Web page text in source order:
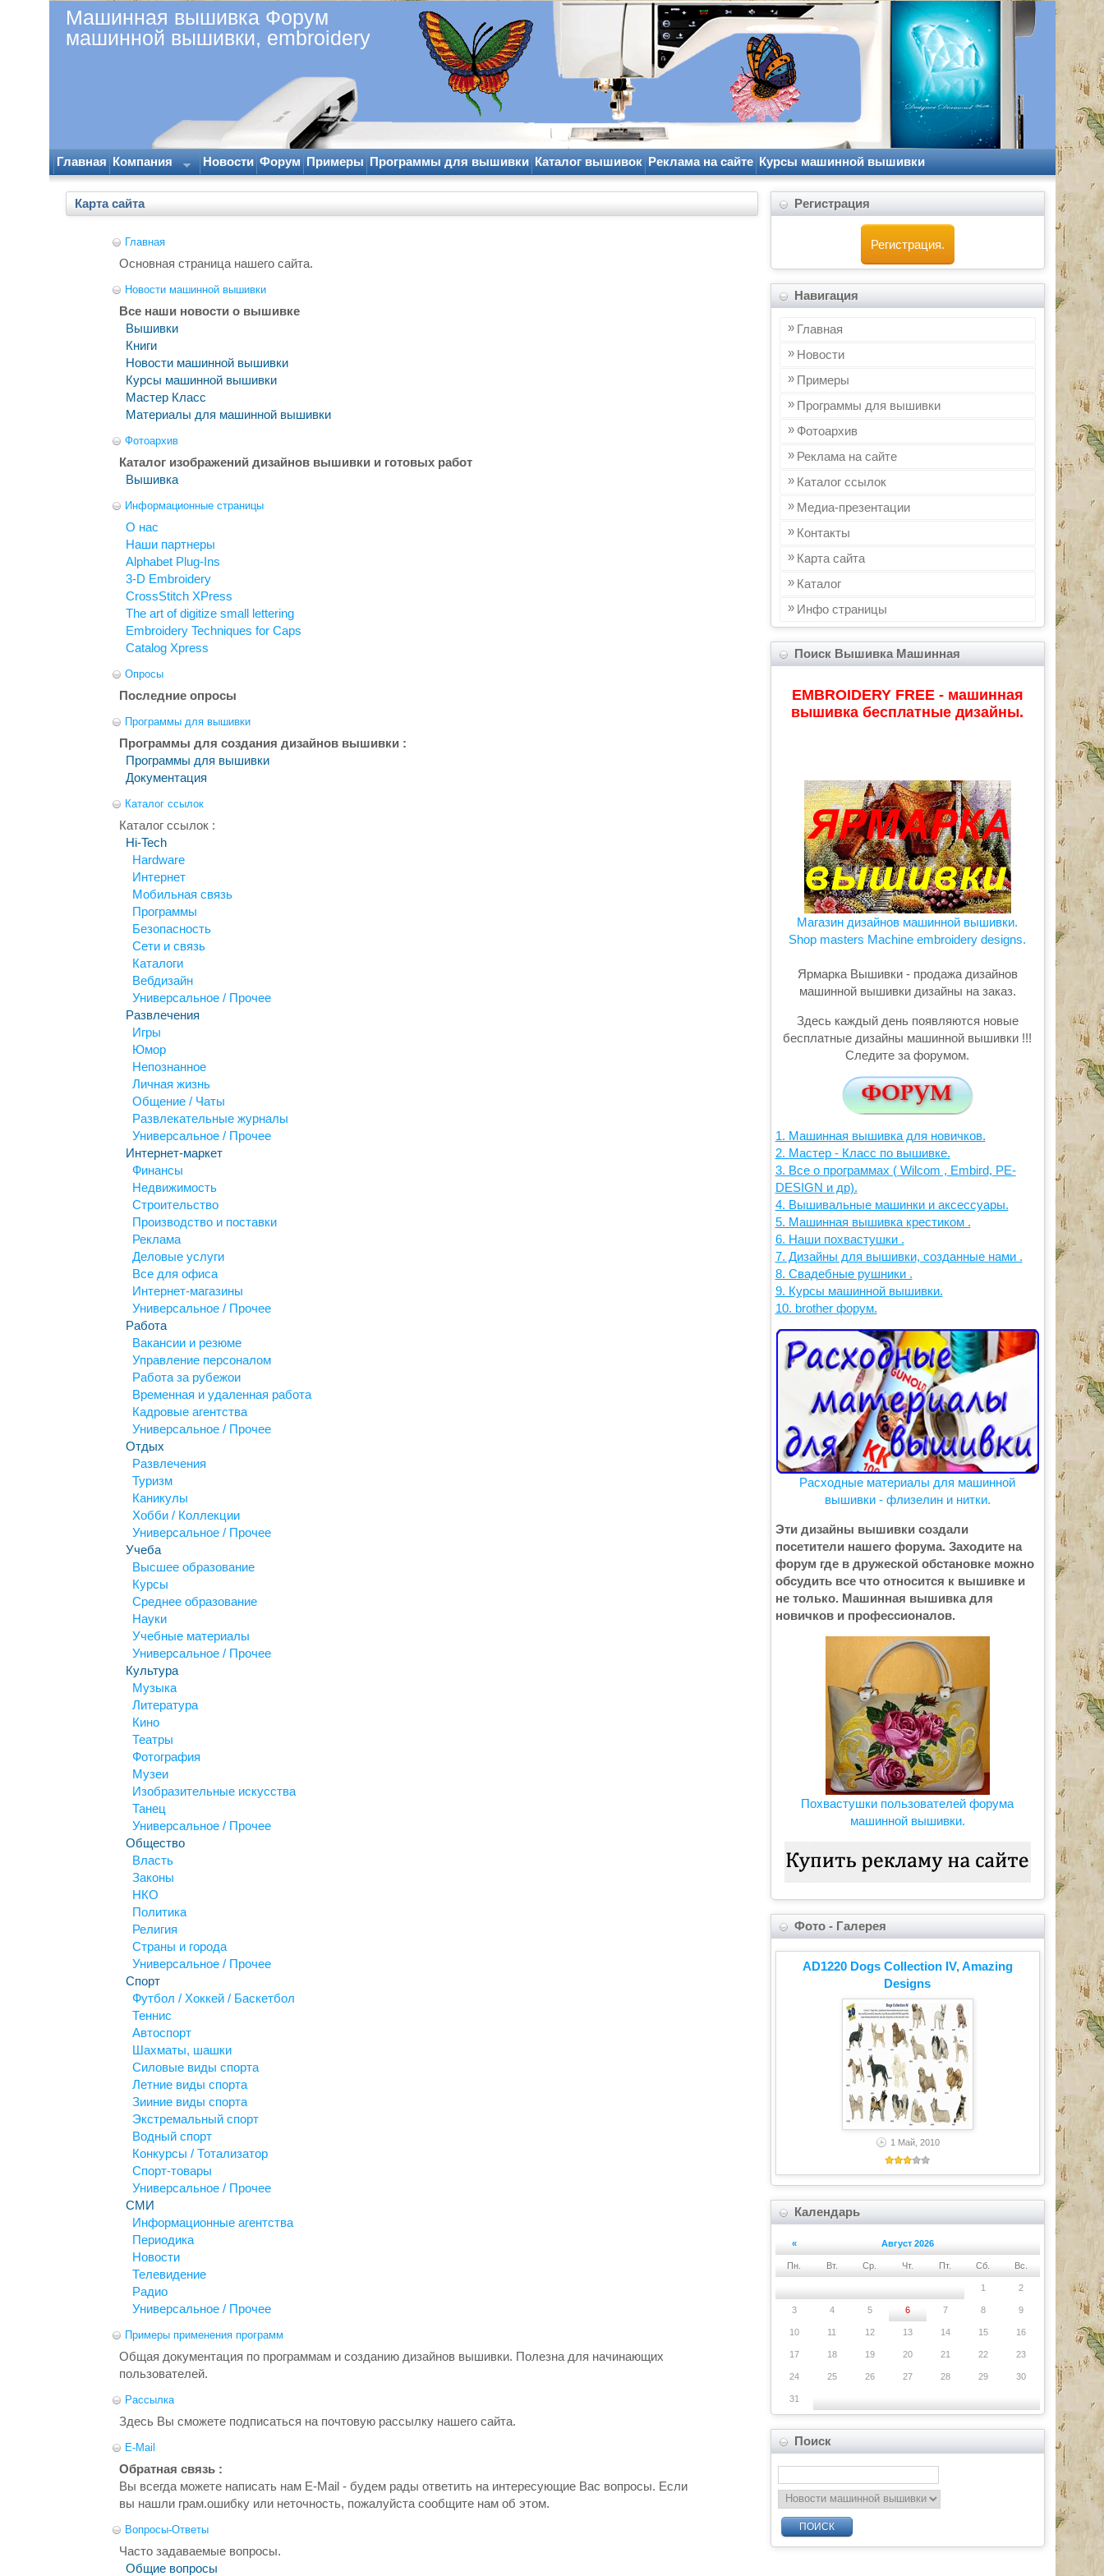
Машинная вышивка Форум
машинной вышивки, embroidery
Главная Компания Новости Форум Примеры Программы для вышивки Каталог вышивок Реклама на сайте Курсы машинной вышивки
Карта сайта
Главная
Основная страница нашего сайта.
Новости машинной вышивки
Все наши новости о вышивке
Вышивки
Книги
Новости машинной вышивки
Курсы машинной вышивки
Мастер Класс
Материалы для машинной вышивки
Фотоархив
Каталог изображений дизайнов вышивки и готовых работ
Вышивка
Информационные страницы
О нас
Наши партнеры
Alphabet Plug-Ins
3-D Embroidery
CrossStitch XPress
The art of digitize small lettering
Embroidery Techniques for Caps
Catalog Xpress
Опросы
Последние опросы
Программы для вышивки
Программы для создания дизайнов вышивки :
Программы для вышивки
Документация
Каталог ссылок
Каталог ссылок :
Hi-Tech
Hardware
Интернет
Мобильная связь
Программы
Безопасность
Сети и связь
Каталоги
Вебдизайн
Универсальное / Прочее
Развлечения
Игры
Юмор
Непознанное
Личная жизнь
Общение / Чаты
Развлекательные журналы
Универсальное / Прочее
Интернет-маркет
Финансы
Недвижимость
Строительство
Производство и поставки
Реклама
Деловые услуги
Все для офиса
Интернет-магазины
Универсальное / Прочее
Работа
Вакансии и резюме
Управление персоналом
Работа за рубежои
Временная и удаленная работа
Кадровые агентства
Универсальное / Прочее
Отдых
Развлечения
Туризм
Каникулы
Хобби / Коллекции
Универсальное / Прочее
Учеба
Высшее образование
Курсы
Среднее образование
Науки
Учебные материалы
Универсальное / Прочее
Культура
Музыка
Литература
Кино
Театры
Фотография
Музеи
Изобразительные искусства
Танец
Универсальное / Прочее
Общество
Власть
Законы
НКО
Политика
Религия
Страны и города
Универсальное / Прочее
Спорт
Футбол / Хоккей / Баскетбол
Теннис
Автоспорт
Шахматы, шашки
Силовые виды спорта
Летние виды спорта
Зииние виды спорта
Экстремальный спорт
Водный спорт
Конкурсы / Тотализатор
Спорт-товары
Универсальное / Прочее
СМИ
Информационные агентства
Периодика
Новости
Телевидение
Радио
Универсальное / Прочее
Примеры применения программ
Общая документация по программам и созданию дизайнов вышивки. Полезна для начинающих
пользователей.
Рассылка
Здесь Вы сможете подписаться на почтовую рассылку нашего сайта.
E-Mail
Обратная связь :
Вы всегда можете написать нам E-Mail - будем рады ответить на интересующие Вас вопросы. Если
вы нашли грам.ошибку или неточность, пожалуйста сообщите нам об этом.
Вопросы-Ответы
Часто задаваемые вопросы.
Общие вопросы
Регистрация
Регистрация.
Навигация
Главная
Новости
Примеры
Программы для вышивки
Фотоархив
Реклама на сайте
Каталог ссылок
Медиа-презентации
Контакты
Карта сайта
Каталог
Инфo страницы
Поиск Вышивка Машинная
EMBROIDERY FREE - машинная
вышивка бесплатные дизайны.
Магазин дизайнов машинной вышивки.
Shop masters Machine embroidery designs.
Ярмарка Вышивки - продажа дизайнов
машинной вышивки дизайны на заказ.
Здесь каждый день появляются новые
бесплатные дизайны машинной вышивки !!!
Следите за форумом.
1. Машинная вышивка для новичков.
2. Мастер - Класс по вышивке.
3. Все о программах ( Wilcom , Embird, PE-
DESIGN и др).
4. Вышивальные машинки и аксессуары.
5. Машинная вышивка крестиком .
6. Наши похвастушки .
7. Дизайны для вышивки, созданные нами .
8. Свадебные рушники .
9. Курсы машинной вышивки.
10. brother форум.
Расходные материалы для машинной
вышивки - флизелин и нитки.
Эти дизайны вышивки создали
посетители нашего форума. Заходите на
форум где в дружеской обстановке можно
обсудить все что относится к вышивке и
не только. Машинная вышивка для
новичков и профессионалов.
Похвастушки пользователей форума
машинной вышивки.
Фото - Галерея
AD1220 Dogs Collection IV, Amazing
Designs
1 Май, 2010
Календарь
« Август 2026
Пн. Вт. Ср. Чт. Пт. Сб. Вс.
1 2
3 4 5 6 7 8 9
10 11 12 13 14 15 16
17 18 19 20 21 22 23
24 25 26 27 28 29 30
31
Поиск
ПОИСК